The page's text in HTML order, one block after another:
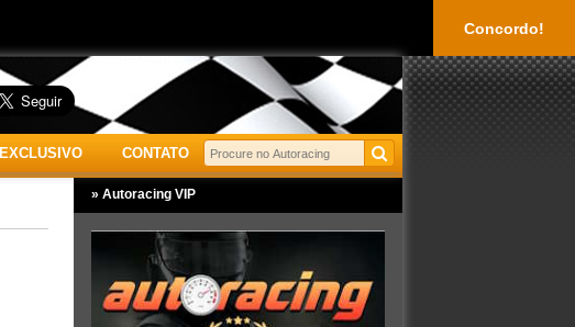
Concordo!
EXCLUSIVO CONTATO
» Autoracing VIP